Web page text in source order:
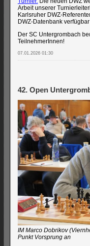
Arbeit unserer
Karlsruher DWZ-
DWZ-Datenbank
Der SC Untergrombach
TeilnehmerInnen!
07.01.2026 01:30
42. Open
IM Marco Dobrikov
Punkt Vorsprung an